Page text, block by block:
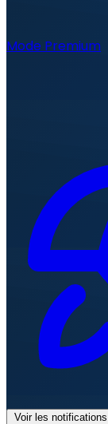
Mode Premium
Voir les notifications